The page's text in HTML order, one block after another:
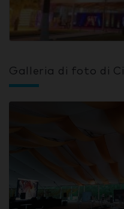
Galleria di foto di